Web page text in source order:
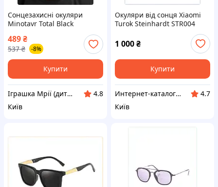
Сонцезахисні окуляри
Minotavr Total Black
полимерні лінзи пластикові
оправи 9218-TD
489₴
537 ₴ -8%
Купити
Іграшка Мрії (дитячі, авто, туризм)
4.8
Київ
Окуляри від сонця Xiaomi
Turok Steinhardt STR004
чорний глянець, 6C691405A
1 000₴
Купити
Интернет-каталог скидок "Профит плюс"
4.7
Київ